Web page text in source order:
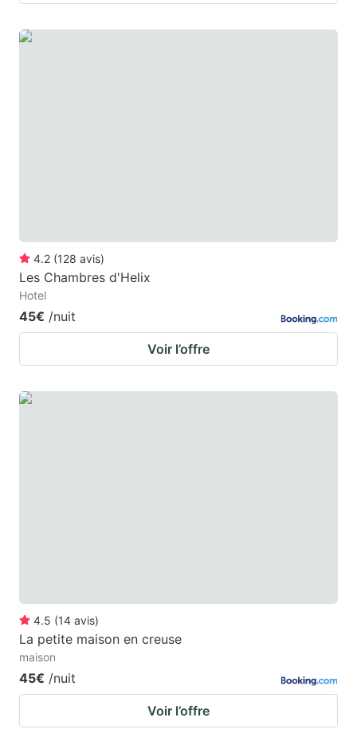
4.2 (128 avis)
Les Chambres d'Helix
Hotel
45€ /nuit
Voir l’offre
4.5 (14 avis)
La petite maison en creuse
maison
45€ /nuit
Voir l’offre